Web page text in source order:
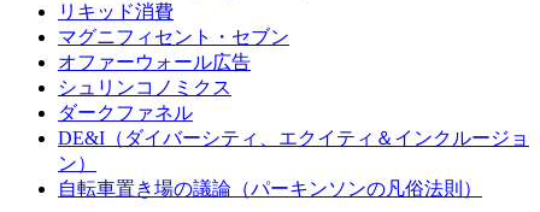
リキッド消費
マグニフィセント・セブン
オファーウォール広告
シュリンコノミクス
ダークファネル
DE&I（ダイバーシティ、エクイティ＆インクルージョ
ン）
自転車置き場の議論（パーキンソンの凡俗法則）